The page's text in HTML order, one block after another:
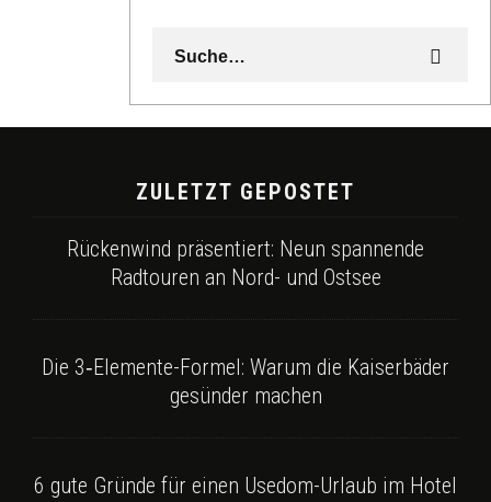
ZULETZT GEPOSTET
Rückenwind präsentiert: Neun spannende
Radtouren an Nord- und Ostsee
Die 3‑Elemente-Formel: Warum die Kaiserbäder
gesünder machen
6 gute Gründe für einen Usedom-Urlaub im Hotel